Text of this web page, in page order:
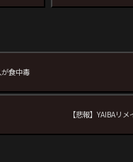
食中毒
【悲報】YAIBAリ